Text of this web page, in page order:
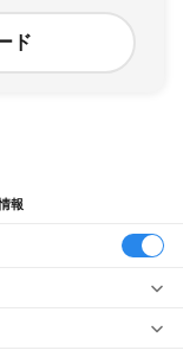
ド
報